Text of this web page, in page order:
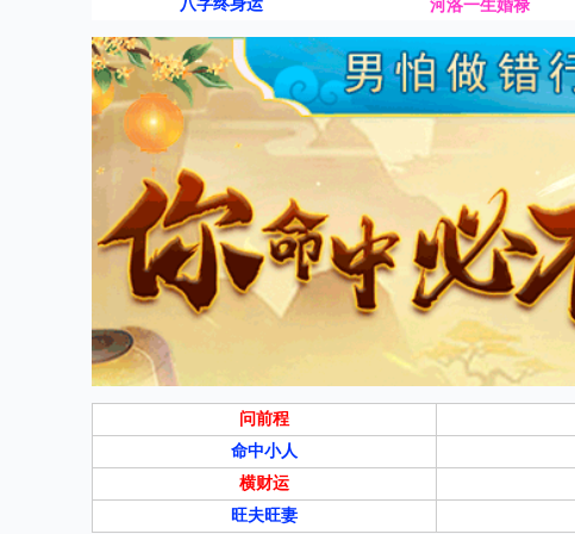
八字终身运 河洛一生婚禄
问前程
命中小人
横财运
旺夫旺妻